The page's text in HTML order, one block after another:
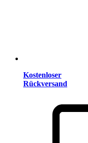
Kostenloser
Rückversand